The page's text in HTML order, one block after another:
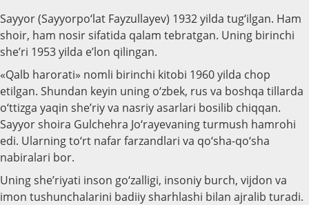
Sayyor (Sayyorpo‘lat Fayzullayev) 1932 yilda tug‘ilgan. Ham
shoir, ham nosir sifatida qalam tebratgan. Uning birinchi
she’ri 1953 yilda e’lon qilingan.
«Qalb harorati» nomli birinchi kitobi 1960 yilda chop
etilgan. Shundan keyin uning o‘zbek, rus va boshqa tillarda
o‘ttizga yaqin she’riy va nasriy asarlari bosilib chiqqan.
Sayyor shoira Gulchehra Jo‘rayevaning turmush hamrohi
edi. Ularning to‘rt nafar farzandlari va qo‘sha-qo‘sha
nabiralari bor.
Uning she’riyati inson go‘zalligi, insoniy burch, vijdon va
imon tushunchalarini badiiy sharhlashi bilan ajralib turadi.